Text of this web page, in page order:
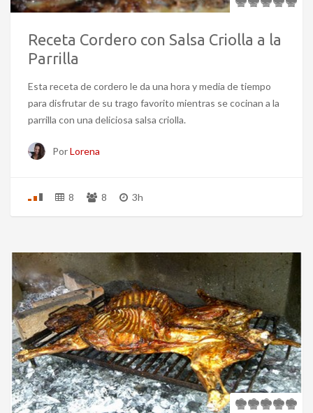
Receta Cordero con Salsa Criolla a la
Parrilla
Esta receta de cordero le da una hora y media de tiempo
para disfrutar de su trago favorito mientras se cocinan a la
parrilla con una deliciosa salsa criolla.
PorLorena
8 8 3h